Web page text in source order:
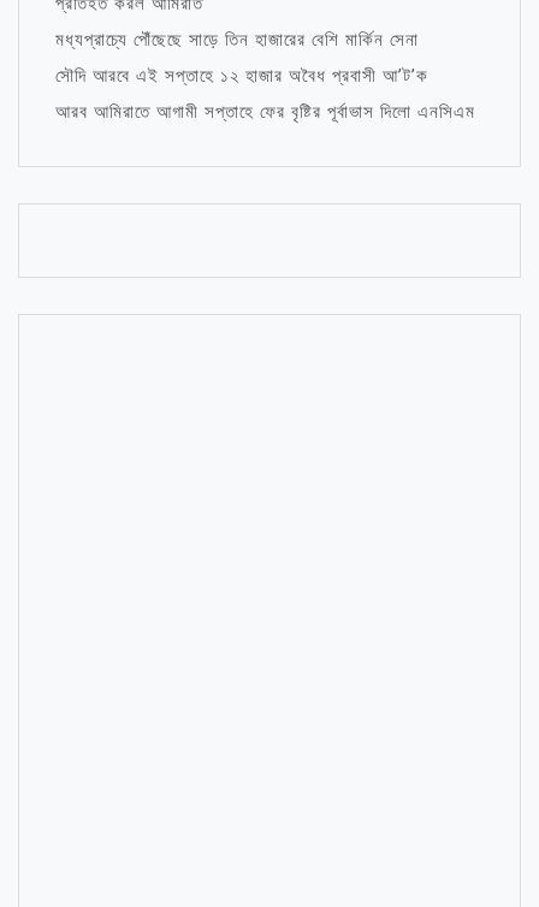
মধ্যপ্রাচ্যে পৌঁছেছে সাড়ে তিন হাজারের বেশি মার্কিন সেনা
সৌদি আরবে এই সপ্তাহে ১২ হাজার অবৈধ প্রবাসী আ’ট’ক
আরব আমিরাতে আগামী সপ্তাহে ফের বৃষ্টির পূর্বাভাস দিলো এনসিএম